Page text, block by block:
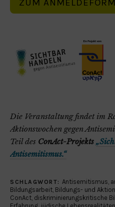
ZUM
Die Veranstaltung findet im
Aktionswochen gegen
Teil des ConAct-Projekts
Antisemitismus.“
SCHLAGWORT: Antisemitismus
Bildungsarbeit Bildungs- und
ConAct diskriminierungskritische